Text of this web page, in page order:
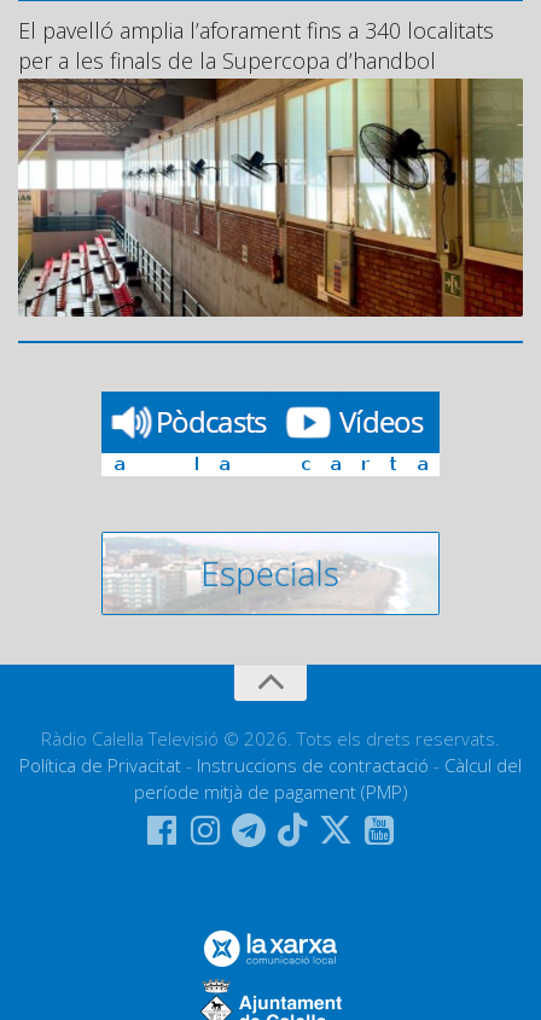
El pavelló amplia l’aforament fins a 340 localitats
per a les finals de la Supercopa d’handbol
Ràdio Calella Televisió © 2026. Tots els drets reservats.
Política de Privacitat - Instruccions de contractació - Càlcul del
període mitjà de pagament (PMP)